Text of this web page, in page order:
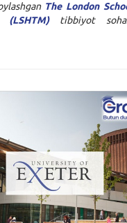
The London
(LSHTM)tibbiyot